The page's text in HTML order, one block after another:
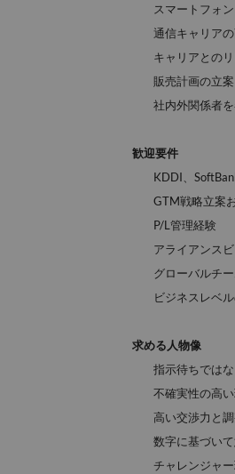
スマートフォ
通信キャリア
キャリアとの
販売計画の立
社内外関係者
歓迎要件
KDDI、
GTM戦略立案
P/L管理経験
アライアンス
グローバルチ
ビジネスレベ
求める人物像
指示待ちでは
不確実性の高
高い交渉力と
数字に基づい
チャレンジャ